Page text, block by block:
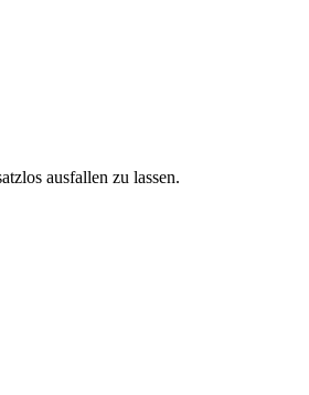
ausfallen zu lassen.